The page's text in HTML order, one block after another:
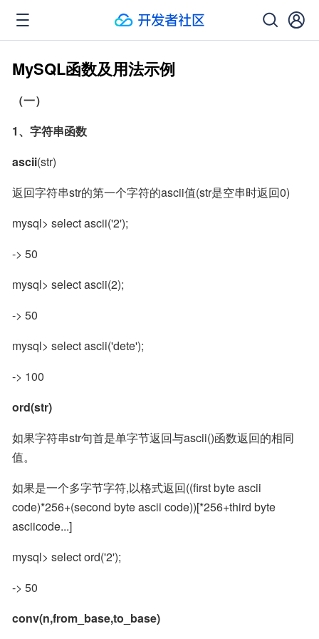
MySQL函数及用法示例
（一）
1、字符串函数
ascii(str)
返回字符串str的第一个字符的ascii值(str是空串时返回0)
mysql> select ascii('2');
-> 50
mysql> select ascii(2);
-> 50
mysql> select ascii('dete');
-> 100
ord(str)
如果字符串str句首是单字节返回与ascii()函数返回的相同
值。
如果是一个多字节字符,以格式返回((first byte ascii
code)*256+(second byte ascii code))[*256+third byte
asciicode...]
mysql> select ord('2');
-> 50
conv(n,from_base,to_base)